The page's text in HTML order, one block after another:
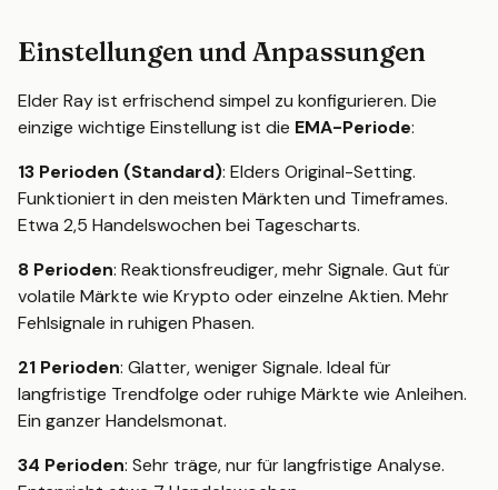
Einstellungen und Anpassungen
Elder Ray ist erfrischend simpel zu konfigurieren. Die
einzige wichtige Einstellung ist die EMA-Periode:
13 Perioden (Standard): Elders Original-Setting.
Funktioniert in den meisten Märkten und Timeframes.
Etwa 2,5 Handelswochen bei Tagescharts.
8 Perioden: Reaktionsfreudiger, mehr Signale. Gut für
volatile Märkte wie Krypto oder einzelne Aktien. Mehr
Fehlsignale in ruhigen Phasen.
21 Perioden: Glatter, weniger Signale. Ideal für
langfristige Trendfolge oder ruhige Märkte wie Anleihen.
Ein ganzer Handelsmonat.
34 Perioden: Sehr träge, nur für langfristige Analyse.